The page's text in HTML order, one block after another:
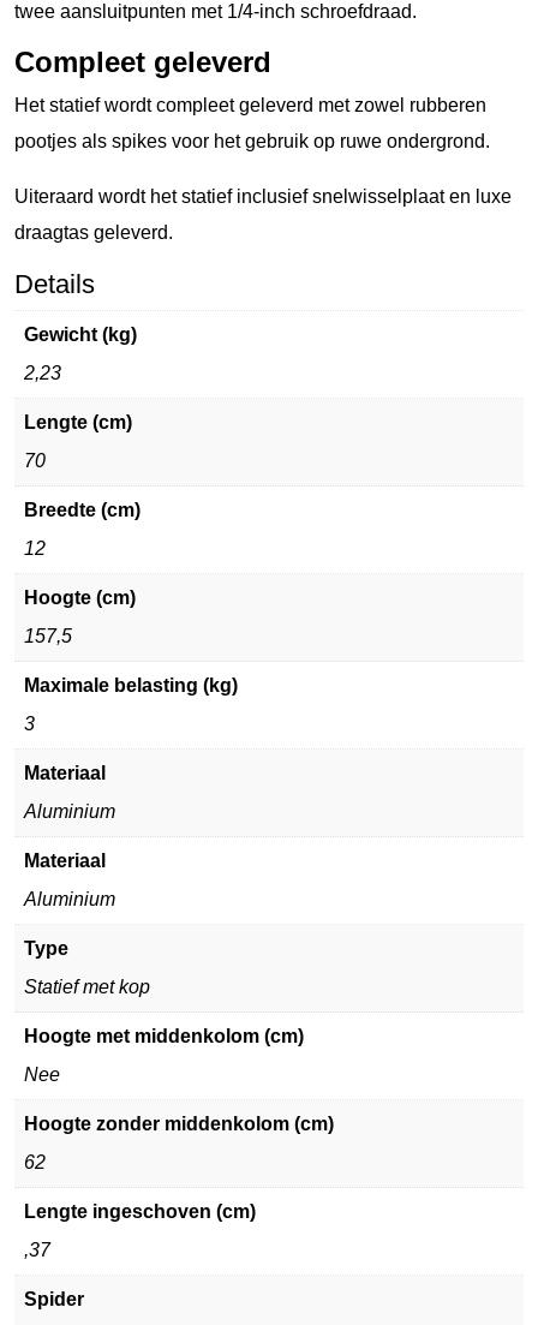
twee aansluitpunten met 1/4-inch schroefdraad.
Compleet geleverd
Het statief wordt compleet geleverd met zowel rubberen
pootjes als spikes voor het gebruik op ruwe ondergrond.
Uiteraard wordt het statief inclusief snelwisselplaat en luxe
draagtas geleverd.
Details
Gewicht (kg)
2,23
Lengte (cm)
70
Breedte (cm)
12
Hoogte (cm)
157,5
Maximale belasting (kg)
3
Materiaal
Aluminium
Materiaal
Aluminium
Type
Statief met kop
Hoogte met middenkolom (cm)
Nee
Hoogte zonder middenkolom (cm)
62
Lengte ingeschoven (cm)
,37
Spider